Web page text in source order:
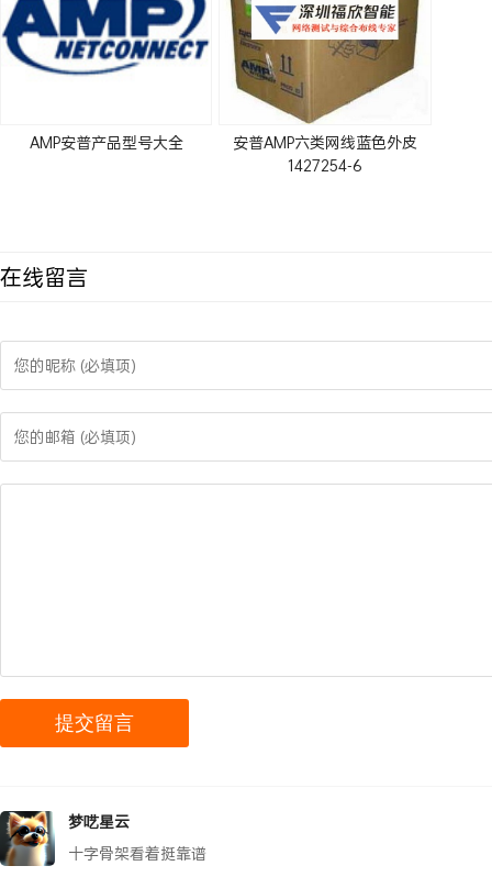
AMP安普产品型号大全
安普AMP六类网线蓝色外皮
1427254-6
在线留言
梦呓星云
十字骨架看着挺靠谱